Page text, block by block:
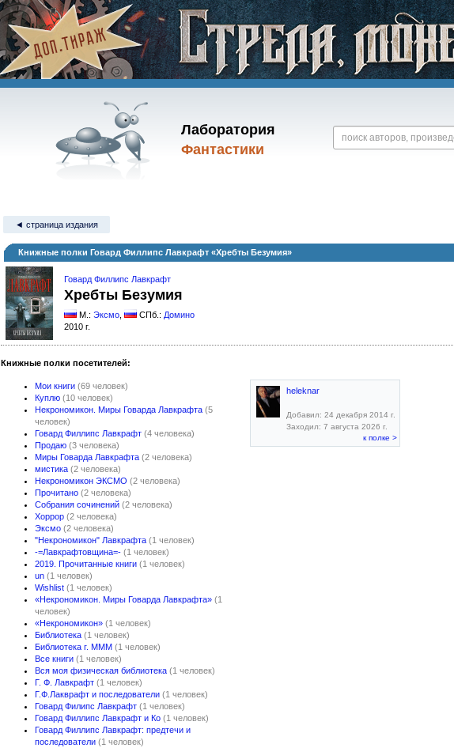
Лаборатория
Фантастики
◄ страница издания
Книжные полки Говард Филлипс Лавкрафт «Хребты Безумия»
Говард Филлипс Лавкрафт
Хребты Безумия
М.: Эксмо СПб.: Домино
2010 г.
Книжные полки посетителей:
Мои книги (69 человек)
Куплю (10 человек)
Некрономикон. Миры Говарда Лавкрафта (5
человек)
Говард Филлипс Лавкрафт (4 человека)
Продаю (3 человека)
Миры Говарда Лавкрафта (2 человека)
мистика (2 человека)
Некрономикон ЭКСМО (2 человека)
Прочитано (2 человека)
Собрания сочинений (2 человека)
Хоррор (2 человека)
Эксмо (2 человека)
"Некрономикон" Лавкрафта (1 человек)
-=Лавкрафтовщина=- (1 человек)
2019. Прочитанные книги (1 человек)
un (1 человек)
Wishlist (1 человек)
«Некрономикон. Миры Говарда Лавкрафта» (1
человек)
«Некрономикон» (1 человек)
Библиотека (1 человек)
Библиотека г. МММ (1 человек)
Все книги (1 человек)
Вся моя физическая библиотека (1 человек)
Г. Ф. Лавкрафт (1 человек)
Г.Ф.Лакврафт и последователи (1 человек)
Говард Филипс Лавкрафт (1 человек)
Говард Филлипс Лавкрафт и Ко (1 человек)
Говард Филлипс Лавкрафт: предтечи и
последователи (1 человек)
heleknar
Добавил: 24 декабря 2014 г.
Заходил: 7 августа 2026 г.
к полке >